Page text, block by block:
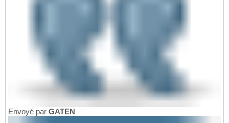
Envoyé par GATEN